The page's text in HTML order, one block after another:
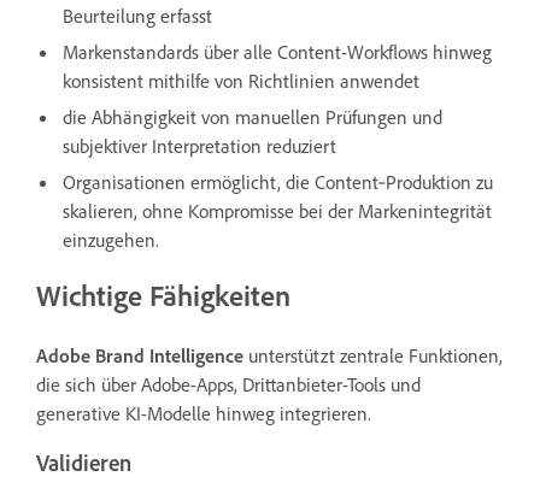
Beurteilung erfasst
Markenstandards über alle Content-Workflows hinweg
konsistent mithilfe von Richtlinien anwendet
die Abhängigkeit von manuellen Prüfungen und
subjektiver Interpretation reduziert
Organisationen ermöglicht, die Content‑Produktion zu
skalieren, ohne Kompromisse bei der Markenintegrität
einzugehen.
Wichtige Fähigkeiten
Adobe Brand Intelligence unterstützt zentrale Funktionen,
die sich über Adobe-Apps, Drittanbieter-Tools und
generative KI-Modelle hinweg integrieren.
Validieren